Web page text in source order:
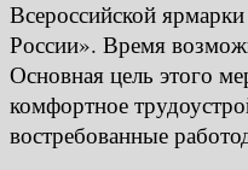
Всероссийской
России». Время
Основная цель этого
комфортное
востребованные